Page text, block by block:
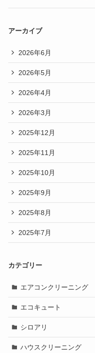
アーカイブ
2026年6月
2026年5月
2026年4月
2026年3月
2025年12月
2025年11月
2025年10月
2025年9月
2025年8月
2025年7月
カテゴリー
エアコンクリーニング
エコキュート
シロアリ
ハウスクリーニング